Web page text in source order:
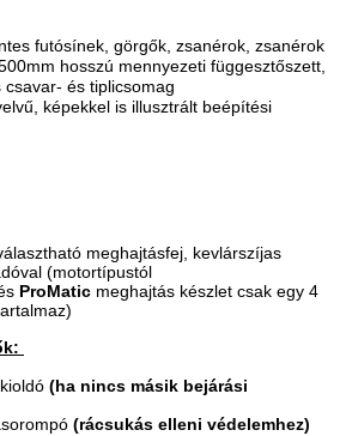
futósínek, görgők, zsanérok, zsanérok
hosszú mennyezeti függesztőszett,
és tiplicsomag
képekkel is illusztrált beépítési
meghajtásfej, kevlárszíjas
(motortípustól
ProMatic meghajtás készlet csak egy 4
(ha nincs másik bejárási
(rácsukás elleni védelemhez)